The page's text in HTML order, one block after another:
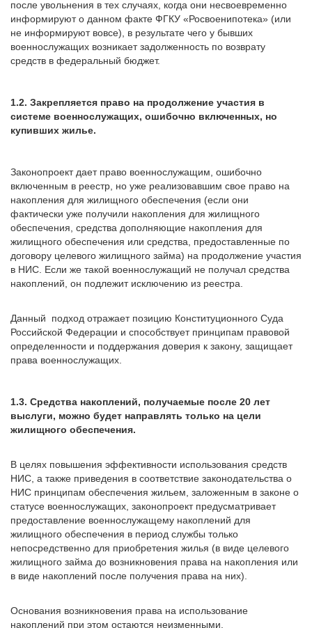
после увольнения в тех случаях, когда они несвоевременно
информируют о данном факте ФГКУ «Росвоенипотека» (или
не информируют вовсе), в результате чего у бывших
военнослужащих возникает задолженность по возврату
средств в федеральный бюджет.
1.2. Закрепляется право на продолжение участия в
системе военнослужащих, ошибочно включенных, но
купивших жилье.
Законопроект дает право военнослужащим, ошибочно
включенным в реестр, но уже реализовавшим свое право на
накопления для жилищного обеспечения (если они
фактически уже получили накопления для жилищного
обеспечения, средства дополняющие накопления для
жилищного обеспечения или средства, предоставленные по
договору целевого жилищного займа) на продолжение участия
в НИС. Если же такой военнослужащий не получал средства
накоплений, он подлежит исключению из реестра.
Данный подход отражает позицию Конституционного Суда
Российской Федерации и способствует принципам правовой
определенности и поддержания доверия к закону, защищает
права военнослужащих.
1.3. Средства накоплений, получаемые после 20 лет
выслуги, можно будет направлять только на цели
жилищного обеспечения.
В целях повышения эффективности использования средств
НИС, а также приведения в соответствие законодательства о
НИС принципам обеспечения жильем, заложенным в законе о
статусе военнослужащих, законопроект предусматривает
предоставление военнослужащему накоплений для
жилищного обеспечения в период службы только
непосредственно для приобретения жилья (в виде целевого
жилищного займа до возникновения права на накопления или
в виде накоплений после получения права на них).
Основания возникновения права на использование
накоплений при этом остаются неизменными.